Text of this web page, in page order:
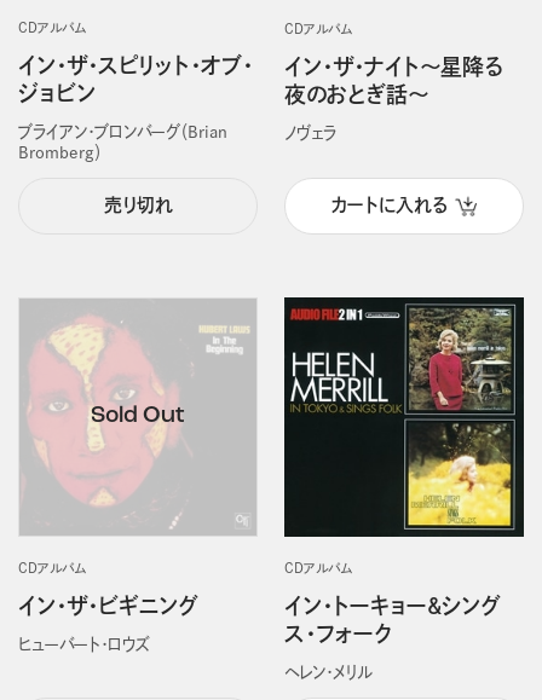
CDアルバム
イン・ザ・スピリット・オブ・
ジョビン
ブライアン・ブロンバーグ（Brian
Bromberg）
売り切れ
CDアルバム
イン・ザ・ナイト～星降る
夜のおとぎ話～
ノヴェラ
カートに入れる
CDアルバム
イン・ザ・ビギニング
ヒューバート・ロウズ
CDアルバム
イン・トーキョー&シング
ス・フォーク
ヘレン・メリル